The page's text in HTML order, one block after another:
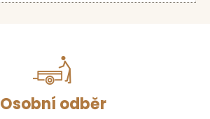
Osobní odběr